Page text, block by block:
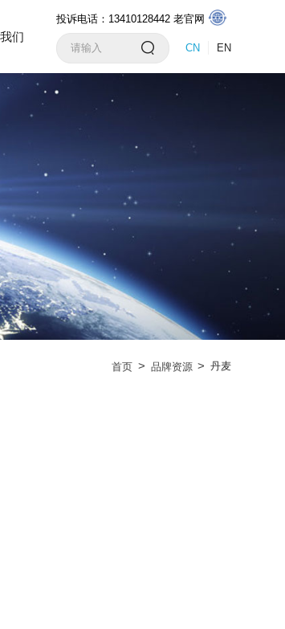
们
投诉电话：13410128442 老官网
CN EN
首页 > 品牌资源 > 丹麦